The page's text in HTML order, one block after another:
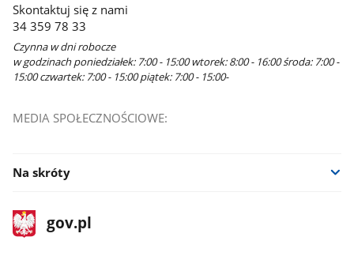
Skontaktuj się z nami
34 359 78 33
Czynna w dni robocze
w godzinach poniedziałek: 7:00 - 15:00 wtorek: 8:00 - 16:00 środa: 7:00 -
15:00 czwartek: 7:00 - 15:00 piątek: 7:00 - 15:00-
MEDIA SPOŁECZNOŚCIOWE:
Na skróty
stopka
gov.plStrona
gov.pl